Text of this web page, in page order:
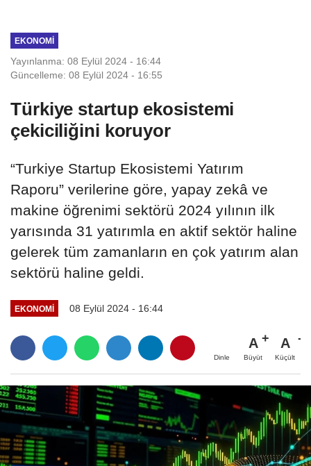
EKONOMI
Yayınlanma: 08 Eylül 2024 - 16:44
Güncelleme: 08 Eylül 2024 - 16:55
Türkiye startup ekosistemi
çekiciliğini koruyor
“Turkiye Startup Ekosistemi Yatırım
Raporu” verilerine göre, yapay zekâ ve
makine öğrenimi sektörü 2024 yılının ilk
yarısında 31 yatırımla en aktif sektör haline
gelerek tüm zamanların en çok yatırım alan
sektörü haline geldi.
EKONOMI 08 Eylül 2024 - 16:44
Dinle
A
Büyüt
A
Küçült